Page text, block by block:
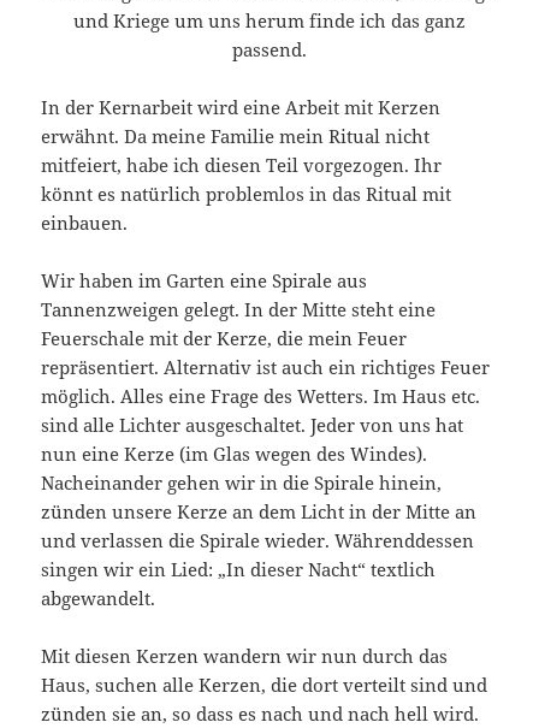
und Kriege um uns herum finde ich das ganz
passend.
In der Kernarbeit wird eine Arbeit mit Kerzen
erwähnt. Da meine Familie mein Ritual nicht
mitfeiert, habe ich diesen Teil vorgezogen. Ihr
könnt es natürlich problemlos in das Ritual mit
einbauen.
Wir haben im Garten eine Spirale aus
Tannenzweigen gelegt. In der Mitte steht eine
Feuerschale mit der Kerze, die mein Feuer
repräsentiert. Alternativ ist auch ein richtiges Feuer
möglich. Alles eine Frage des Wetters. Im Haus etc.
sind alle Lichter ausgeschaltet. Jeder von uns hat
nun eine Kerze (im Glas wegen des Windes).
Nacheinander gehen wir in die Spirale hinein,
zünden unsere Kerze an dem Licht in der Mitte an
und verlassen die Spirale wieder. Währenddessen
singen wir ein Lied: „In dieser Nacht“ textlich
abgewandelt.
Mit diesen Kerzen wandern wir nun durch das
Haus, suchen alle Kerzen, die dort verteilt sind und
zünden sie an, so dass es nach und nach hell wird.